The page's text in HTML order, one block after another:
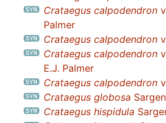
Crataegus calpodendron
Palmer
Crataegus calpodendron
Crataegus calpodendron
E.J. Palmer
Crataegus calpodendron
Crataegus globosa
Crataegus hispidula